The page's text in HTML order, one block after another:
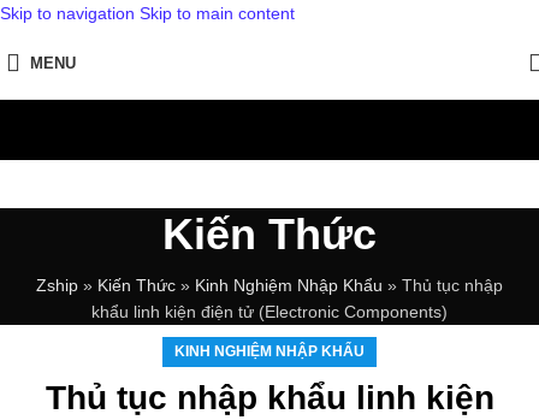
Skip to navigation Skip to main content
MENU
Kiến Thức
Zship » Kiến Thức » Kinh Nghiệm Nhập Khẩu » Thủ tục nhập
khẩu linh kiện điện tử (Electronic Components)
KINH NGHIỆM NHẬP KHẨU
Thủ tục nhập khẩu linh kiện